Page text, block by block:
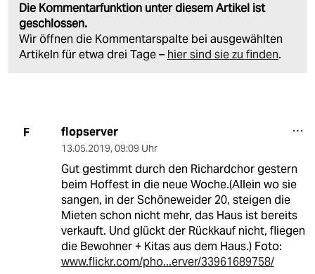
Die Kommentarfunktion unter diesem Artikel ist
geschlossen.
Wir öffnen die Kommentarspalte bei ausgewählten
Artikeln für etwa drei Tage – hier sind sie zu finden.
F flopserver
13.05.2019, 09:09 Uhr
Gut gestimmt durch den Richardchor gestern
beim Hoffest in die neue Woche.(Allein wo sie
sangen, in der Schöneweider 20, steigen die
Mieten schon nicht mehr, das Haus ist bereits
verkauft. Und glückt der Rückkauf nicht, fliegen
die Bewohner + Kitas aus dem Haus.) Foto:
www.flickr.com/pho...erver/33961689758/